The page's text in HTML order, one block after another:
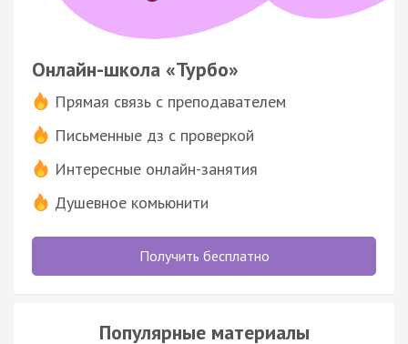
Онлайн-школа «Турбо»
Прямая связь с преподавателем
Письменные дз с проверкой
Интересные онлайн-занятия
Душевное комьюнити
Получить бесплатно
Популярные материалы